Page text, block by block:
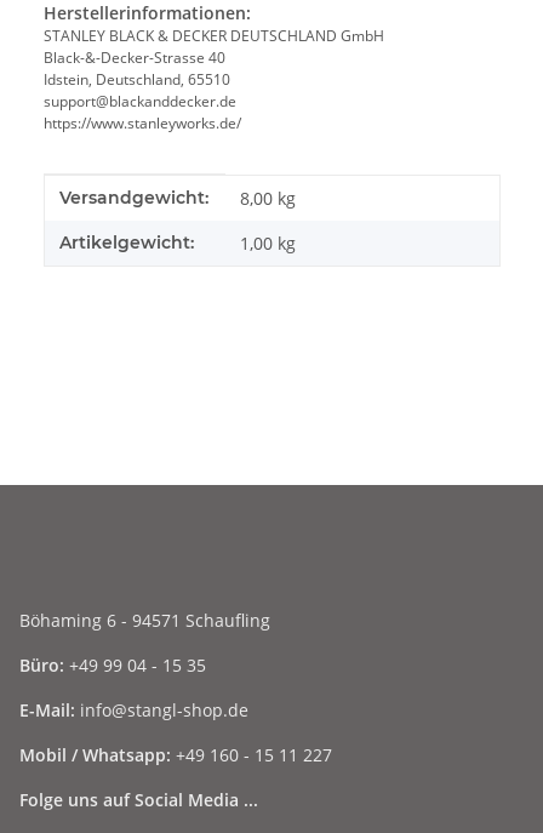
Herstellerinformationen:
STANLEY BLACK & DECKER DEUTSCHLAND GmbH
Black-&-Decker-Strasse 40
Idstein, Deutschland, 65510
support@blackanddecker.de
https://www.stanleyworks.de/
Produkteigenschaft
Wert
Versandgewicht: 8,00 kg
Artikelgewicht: 1,00 kg
Böhaming 6 - 94571 Schaufling
Büro: +49 99 04 - 15 35
E-Mail: info@stangl-shop.de
Mobil / Whatsapp: +49 160 - 15 11 227
Folge uns auf Social Media ...